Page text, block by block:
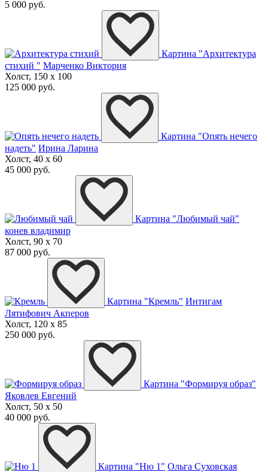
5 000 руб.
Картина "Архитектура
стихий " Марченко Виктория
Холст, 150 x 100
125 000 руб.
Картина "Опять нечего
надеть" Ирина Ларина
Холст, 40 x 60
45 000 руб.
Картина "Любимый чай"
конев владимир
Холст, 90 x 70
87 000 руб.
Картина "Кремль" Интигам
Лятифович Акперов
Холст, 120 x 85
250 000 руб.
Картина "Формируя образ"
Яковлев Евгений
Холст, 50 x 50
40 000 руб.
Картина "Ню 1" Ольга Суховская